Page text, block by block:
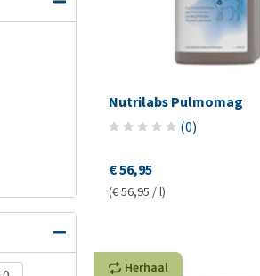
Nutrilabs Pulmomag
(0)
€ 56,95
(€ 56,95 / l)
Herhaal